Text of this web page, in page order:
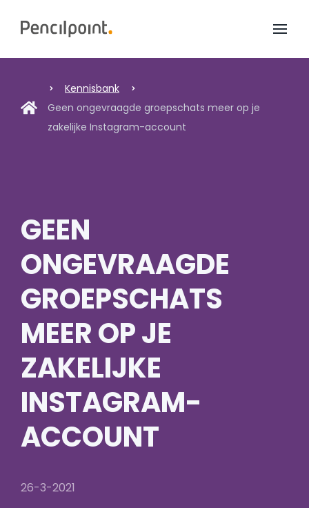
Home
Portfolio
Kennisbank
Geen ongevraagde groepschats meer op je
zakelijke Instagram-account
GEEN
ONGEVRAAGDE
GROEPSCHATS
MEER OP JE
ZAKELIJKE
INSTAGRAM-
ACCOUNT
26-3-2021